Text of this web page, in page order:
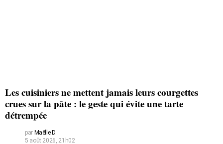
Les cuisiniers ne mettent jamais leurs courgettes
crues sur la pâte : le geste qui évite une tarte
détrempée
par Maëlle D.
5 août 2026, 21h02